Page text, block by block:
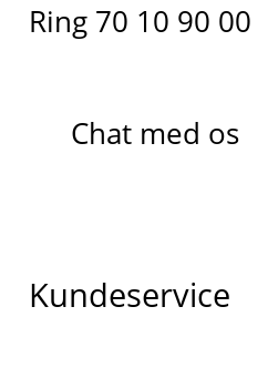
Ring 70 10 90 00
Chat med os
Kundeservice